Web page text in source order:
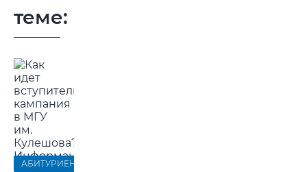
теме:
АБИТУРИЕНТ-2022